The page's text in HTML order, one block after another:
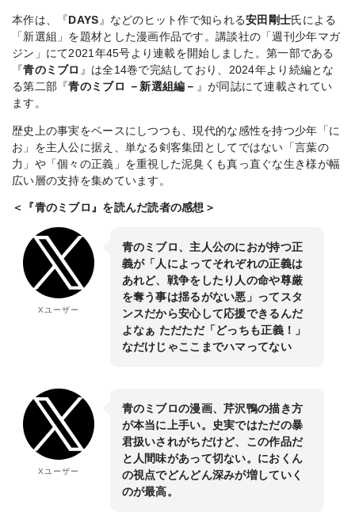
本作は、『 DAYS 』などのヒット作で知られる安田剛士氏による
「新選組」を題材とした漫画作品です。講談社の「週刊少年マガ
ジン」にて2021年45号より連載を開始しました。第一部である
『青のミブロ 』は全14巻で完結しており、2024年より続編とな
る第二部『青のミブロ －新選組編－ 』が同誌にて連載されてい
ます。
歴史上の事実をベースにしつつも、現代的な感性を持つ少年「に
お」を主人公に据え、単なる剣客集団としてではない「言葉の
力」や「個々の正義」を重視した泥臭くも真っ直ぐな生き様が幅
広い層の支持を集めています。
＜『青のミブロ』を読んだ読者の感想＞
Xユーザー
青のミブロ、主人公のにおが持つ正
義が「人によってそれぞれの正義は
あれど、戦争をしたり人の命や尊厳
を奪う事は揺るがない悪」ってスタ
ンスだから安心して応援できるんだ
よなぁ ただただ「どっちも正義！」
なだけじゃここまでハマってない
Xユーザー
青のミブロの漫画、芹沢鴨の描き方
が本当に上手い。史実ではただの暴
君扱いされがちだけど、この作品だ
と人間味があって切ない。におくん
の視点でどんどん深みが増していく
のが最高。